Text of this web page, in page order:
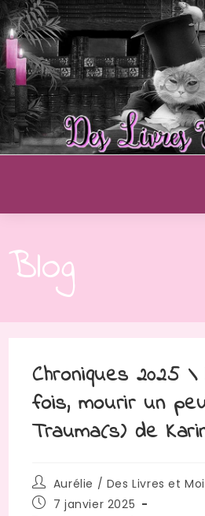
Blog
Chroniques 2025 \
fois, mourir un
Trauma(s) de
Aurélie / Des Livres et Moi
7 janvier 2025